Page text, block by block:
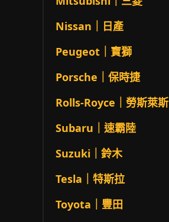
Nissan｜日產
Peugeot｜寶獅
Porsche｜保時捷
Rolls-Royce｜勞斯萊斯
Subaru｜速霸陸
Suzuki｜鈴木
Tesla｜特斯拉
Toyota｜豐田